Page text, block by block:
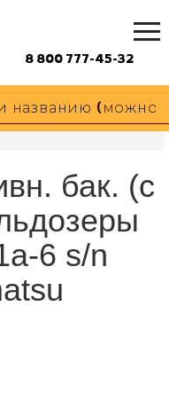
8 800 777-45-32
бак. (с
6 s/n